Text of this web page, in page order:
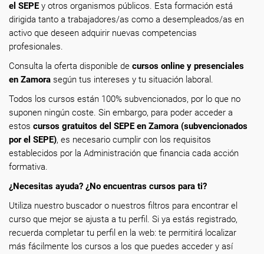
el SEPEy otros organismos públicos. Esta formación está
dirigida tanto a trabajadores/as como a desempleados/as en
activo que deseen adquirir nuevas competencias
profesionales.
Consulta la oferta disponible de cursos online y presenciales
en Zamora según tus intereses y tu situación laboral.
Todos los cursos están 100% subvencionados, por lo que no
suponen ningún coste. Sin embargo, para poder acceder a
estos cursos gratuitos del SEPE en Zamora (subvencionados
por el SEPE), es necesario cumplir con los requisitos
establecidos por la Administración que financia cada acción
formativa.
¿Necesitas ayuda? ¿No encuentras cursos para ti?
Utiliza nuestro buscador o nuestros filtros para encontrar el
curso que mejor se ajusta a tu perfil. Si ya estás registrado,
recuerda completar tu perfil en la web: te permitirá localizar
más fácilmente los cursos a los que puedes acceder y así